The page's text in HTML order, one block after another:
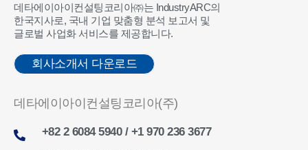
데타에이아이컨설팅코리아㈜는 IndustryARC의
한국지사로, 국내 기업 맞춤형 분석 보고서 및
글로벌 사업화 서비스를 제공합니다.
회사소개서 다운로드
데타에이아이컨설팅코리아(주)
+82 2 6084 5940 / +1 970 236 3677